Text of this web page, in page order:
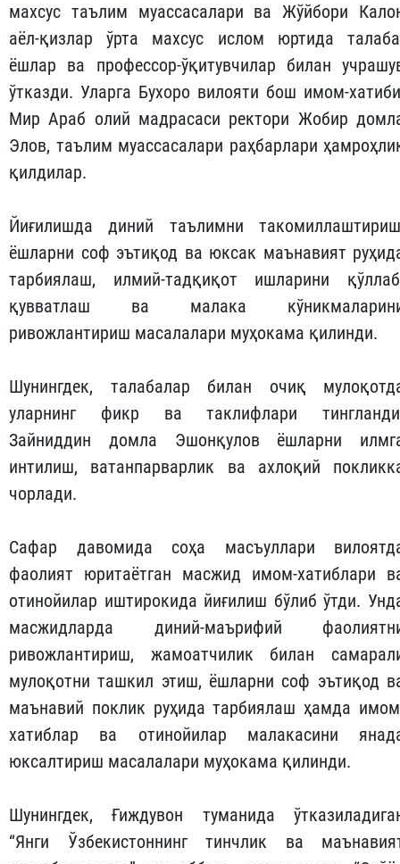
махсус таълим муассасалари ва Жўйбори
аёл-қизлар ўрта махсус ислом юртида
ёшлар ва профессор-ўқитувчилар билан
ўтказди. Уларга Бухоро вилояти бош имом-
Мир Араб олий мадрасаси ректори Жобир
Элов, таълим муассасалари раҳбарлари
қилдилар.
Йиғилишда диний таълимни
ёшларни соф эътиқод ва юксак маънавият
тарбиялаш, илмий-тадқиқот ишларини
қувватлаш ва малака
ривожлантириш масалалари муҳокама қилинди.
Шунингдек, талабалар билан очиқ
уларнинг фикр ва таклифлари
Зайниддин домла Эшонқулов ёшларни
интилиш, ватанпарварлик ва ахлоқий
чорлади.
Сафар давомида соҳа масъуллари
фаолият юритаётган масжид имом-хатиблари
отинойилар иштирокида йиғилиш бўлиб ўтди.
масжидларда диний-маърифий
ривожлантириш, жамоатчилик билан
мулоқотни ташкил этиш, ёшларни соф эътиқод
маънавий поклик руҳида тарбиялаш ҳамда
хатиблар ва отинойилар малакасини
юксалтириш масалалари муҳокама қилинди.
Шунингдек, Ғиждувон туманида
“Янги Ўзбекистоннинг тинчлик ва